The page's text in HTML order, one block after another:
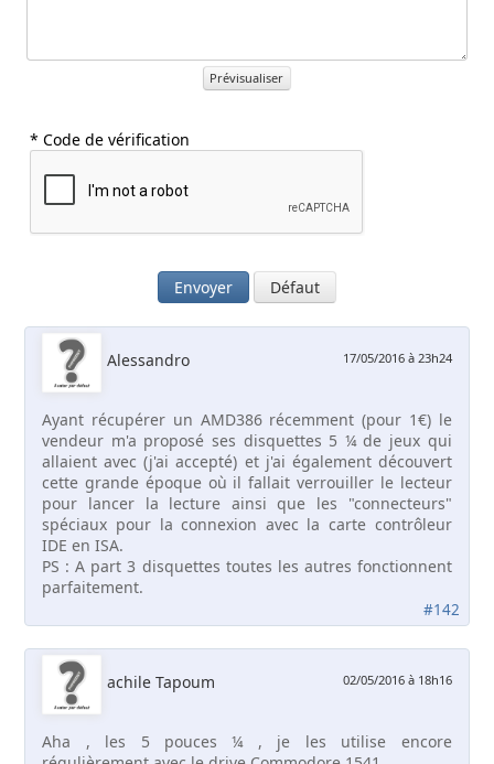
Prévisualiser
* Code de vérification
Envoyer Défaut
Alessandro
#142
17/05/2016 à 23h24
Ayant récupérer un AMD386 récemment (pour 1€) le
vendeur m'a proposé ses disquettes 5 ¼ de jeux qui
allaient avec (j'ai accepté) et j'ai également découvert
cette grande époque où il fallait verrouiller le lecteur
pour lancer la lecture ainsi que les "connecteurs"
spéciaux pour la connexion avec la carte contrôleur
IDE en ISA.
PS : A part 3 disquettes toutes les autres fonctionnent
parfaitement.
achile Tapoum 02/05/2016 à 18h16
Aha , les 5 pouces ¼ , je les utilise encore